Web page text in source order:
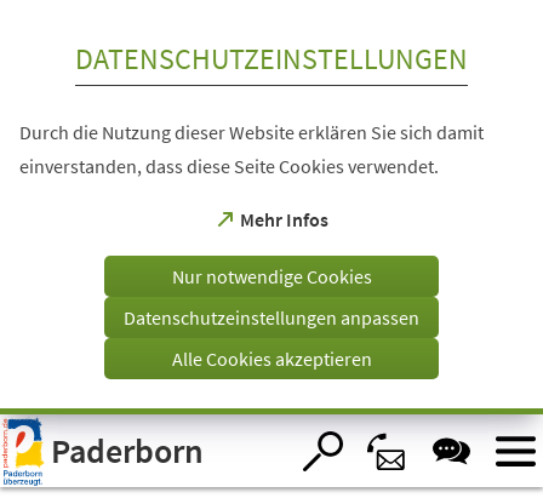
Visuelle
Assistenzsoftware
öffnen.
DATENSCHUTZEINSTELLUNGEN
Durch die Nutzung dieser Website erklären Sie sich damit
einverstanden, dass diese Seite Cookies verwendet.
Mehr Infos
(Öffnet
einem
Tab)
Nur notwendige Cookies
Datenschutzeinstellungen anpassen
Alle Cookies akzeptieren
Paderborn